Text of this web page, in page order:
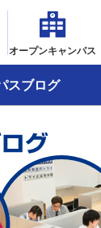
オープンキャンパス
スブログ